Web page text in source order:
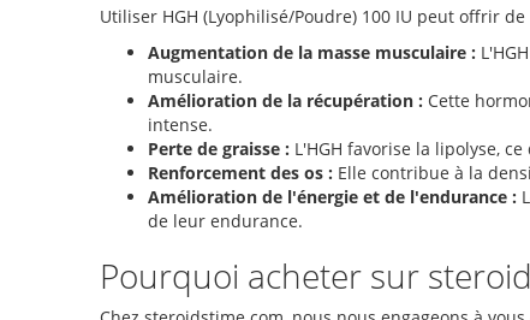
Utiliser HGH (Lyophilisé/Poudre) 100 IU peut offrir
Augmentation de la masse musculaire :
musculaire.
Amélioration de la récupération : Cette
intense.
Perte de graisse : L'HGH favorise la lipolyse,
Renforcement des os : Elle contribue à la
Amélioration de l'énergie et de l'endurance :
de leur endurance.
Pourquoi acheter sur